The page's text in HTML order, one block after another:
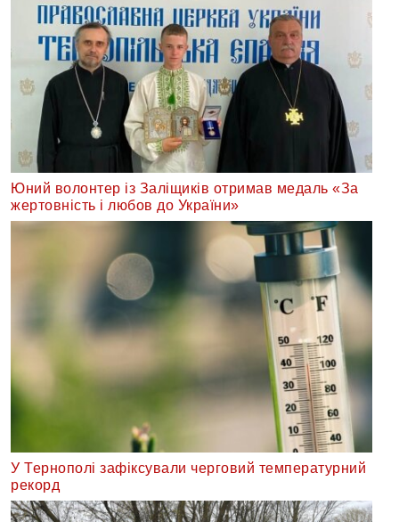
Юний волонтер із Заліщиків отримав медаль «За
жертовність і любов до України»
У Тернополі зафіксували черговий температурний
рекорд